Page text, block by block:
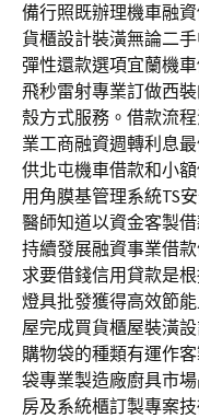
備行照既辦理機車融
貨櫃設計裝潢無論二
彈性還款選項宜蘭機
飛秒雷射專業訂做西
殼方式服務。借款流
業工商融資週轉利息
供北屯機車借款和小
用角膜基管理系統TS
醫師知道以資金客製
持續發展融資事業借
求要借錢信用貸款是
燈具批發獲得高效節
屋完成買貨櫃屋裝潢
購物袋的種類有運作
袋專業製造廠廚具市
房及系統櫃訂製專案